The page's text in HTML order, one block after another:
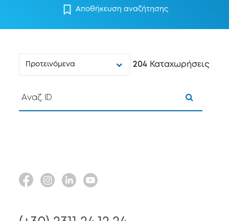
Αποθήκευση αναζήτησης
Προτεινόμενα 204 Καταχωρήσεις